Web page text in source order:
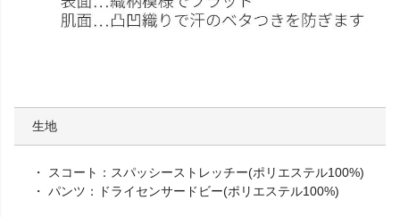
生地
スコート：スパッシーストレッチー(ポリエステル100%)
パンツ：ドライセンサードビー(ポリエステル100%)